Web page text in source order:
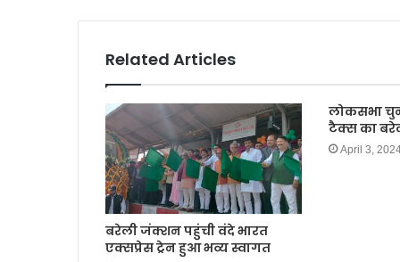
o
k
p
Related Articles
बरेली जंक्शन पहुंची वंदे भारत
एक्सप्रेस ट्रेन हुआ भव्य स्वागत
लोकसभा
टैक्स का
April 3,